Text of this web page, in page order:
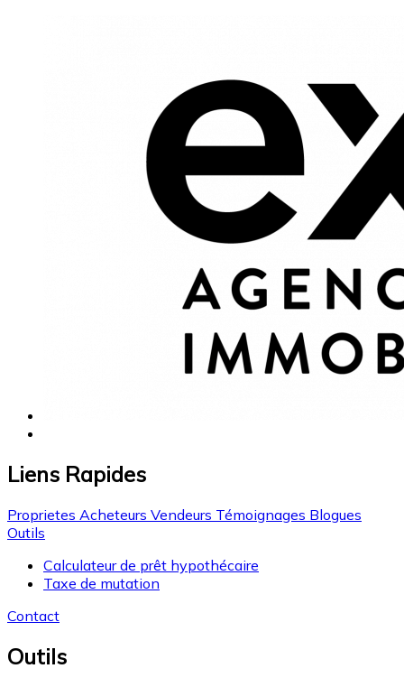
Liens Rapides
Proprietes Acheteurs Vendeurs Témoignages Blogues
Outils
Calculateur de prêt hypothécaire
Taxe de mutation
Contact
Outils